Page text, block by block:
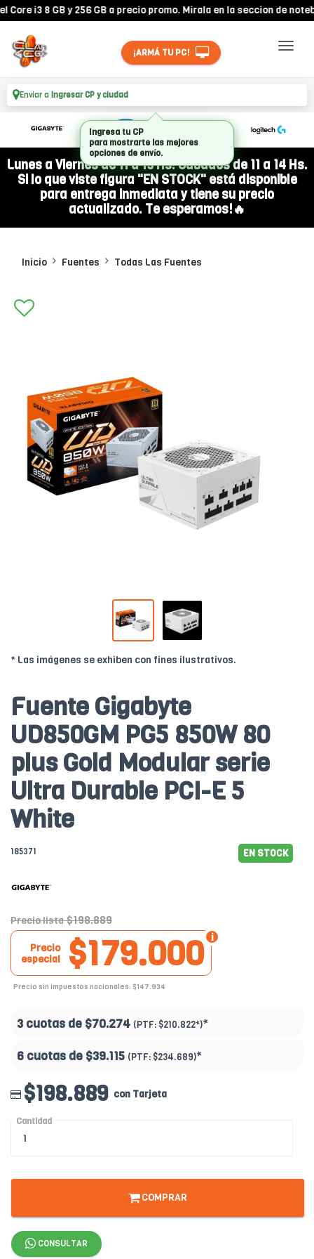
i3 8 GB y 256 GB a precio promo. Mirala en la seccion de
¡ARMÁ TU PC!
Enviar a Ingresar CP y ciudad
Lunes a Viernes de 11 a 19 Hs. Sábados de 11 a 14 Hs.
Si lo que viste figura "EN STOCK" está disponible
para entrega inmediata y tiene su precio
actualizado. Te esperamos!🔥
Inicio Fuentes Todas Las Fuentes
* Las imágenes se exhiben con fines ilustrativos.
Fuente Gigabyte
UD850GM PG5 850W 80
plus Gold Modular serie
Ultra Durable PCI-E 5
White
185371 EN STOCK
Precio lista $198.889
$179.000
Precio
especial
Precio sin impuestos nacionales: $147.934
3 cuotas de $70.274 (PTF: $210.822*)*
6 cuotas de $39.115 (PTF: $234.689)*
$198.889 con Tarjeta
Cantidad
COMPRAR
CONSULTAR
Ingresa tu CP
para mostrarte las mejores
opciones de envío.